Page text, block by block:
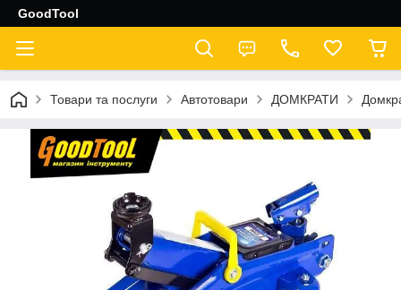
GoodTool
Товари та послуги Автотовари ДОМКРАТИ